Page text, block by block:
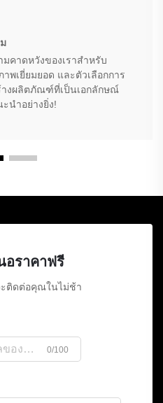
มคาดหวังของเราสำหรับ
พเยี่ยมยอด และตัวเลือกการ
างผลิตภัณฑ์ที่เป็นเอกลักษณ์
นำอย่างยิ่ง!
อราคาฟรี
ะติดต่อคุณในไม่ช้า
0/100